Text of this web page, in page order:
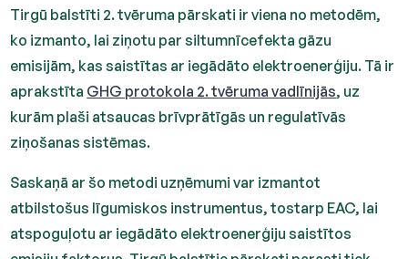
Tirgū balstīti 2. tvēruma pārskati ir viena no metodēm,
ko izmanto, lai ziņotu par siltumnīcefekta gāzu
emisijām, kas saistītas ar iegādāto elektroenerģiju. Tā ir
aprakstīta GHG protokola 2. tvēruma vadlīnijās, uz
kurām plaši atsaucas brīvprātīgās un regulatīvās
ziņošanas sistēmas.
Saskaņā ar šo metodi uzņēmumi var izmantot
atbilstošus līgumiskos instrumentus, tostarp EAC, lai
atspoguļotu ar iegādāto elektroenerģiju saistītos